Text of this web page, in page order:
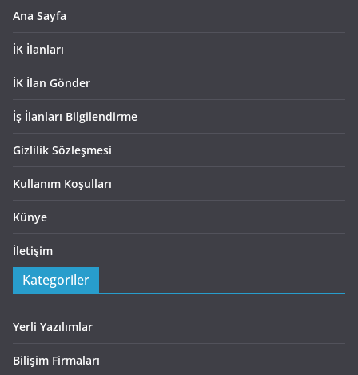
Ana Sayfa
İK İlanları
İK İlan Gönder
İş İlanları Bilgilendirme
Gizlilik Sözleşmesi
Kullanım Koşulları
Künye
İletişim
Kategoriler
Yerli Yazılımlar
Bilişim Firmaları